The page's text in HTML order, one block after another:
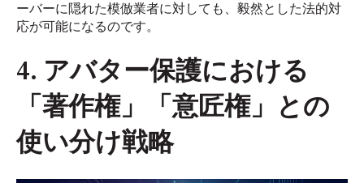
ーバーに隠れた模倣業者に対しても、毅然とした法的対
応が可能になるのです。
4. アバター保護における
「著作権」「意匠権」との
使い分け戦略